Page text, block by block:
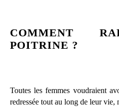
COMMENT
POITRINE ?
Toutes les femmes voudraient
redressée tout au long de leur vie,